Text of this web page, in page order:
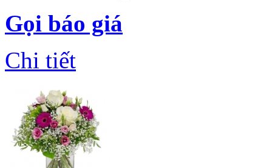
Gọi báo giá
Chi tiết